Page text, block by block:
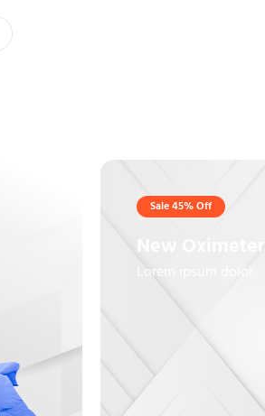
Sale 45% Off
New Oximeter
Lorem ipsum dolor.